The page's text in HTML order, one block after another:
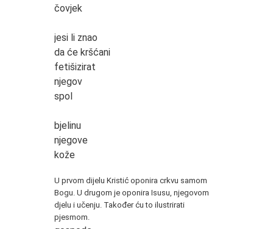
čovjek
jesi li znao
da će kršćani
fetišizirat
njegov
spol
bjelinu
njegove
kože
U prvom dijelu Kristić oponira crkvu samom
Bogu. U drugom je oponira Isusu, njegovom
djelu i učenju. Također ću to ilustrirati
pjesmom.